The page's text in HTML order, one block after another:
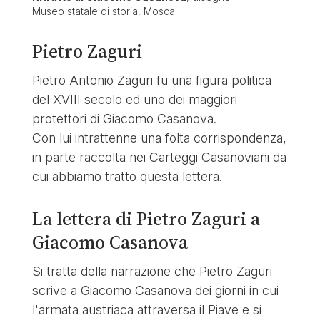
Museo statale di storia, Mosca
Pietro Zaguri
Pietro Antonio Zaguri fu una figura politica
del XVIII secolo ed uno dei maggiori
protettori di Giacomo Casanova.
Con lui intrattenne una folta corrispondenza,
in parte raccolta nei Carteggi Casanoviani da
cui abbiamo tratto questa lettera.
La lettera di Pietro Zaguri a
Giacomo Casanova
Si tratta della narrazione che Pietro Zaguri
scrive a Giacomo Casanova dei giorni in cui
l'armata austriaca attraversa il Piave e si